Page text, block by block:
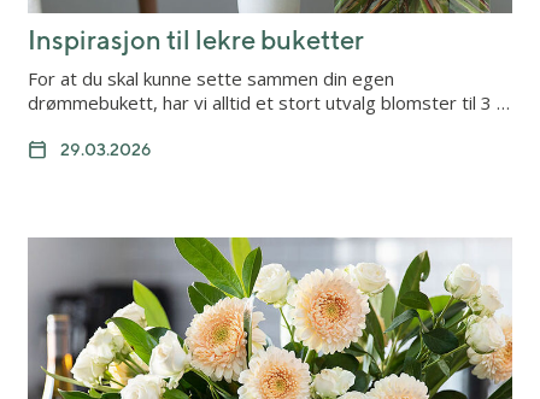
Inspirasjon til lekre buketter
For at du skal kunne sette sammen din egen
drømmebukett, har vi alltid et stort utvalg blomster til 3 …
29.03.2026